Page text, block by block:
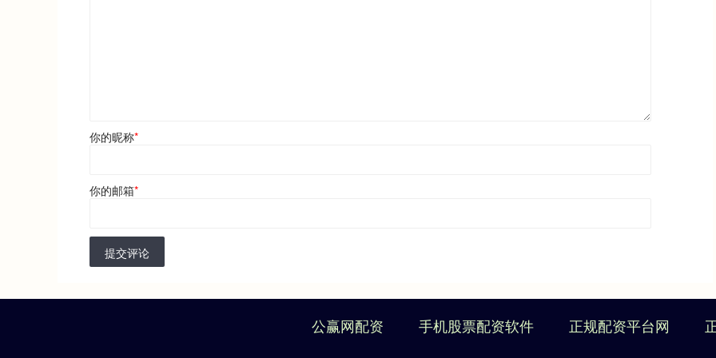
你的昵称*
你的邮箱*
提交评论
公赢网配资 手机股票配资软件 正规配资平台网